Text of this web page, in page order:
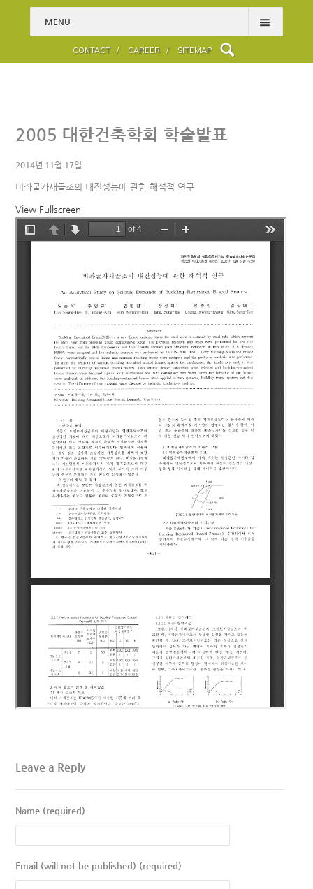
MENU
ABOUT
BLOG
CONTACT / CAREER / SITEMAP
2005 대한건축학회 학술발표
2014년 11월 17일
비좌굴가새골조의 내진성능에 관한 해석적 연구
View Fullscreen
Leave a Reply
Name (required)
Email (will not be published) (required)